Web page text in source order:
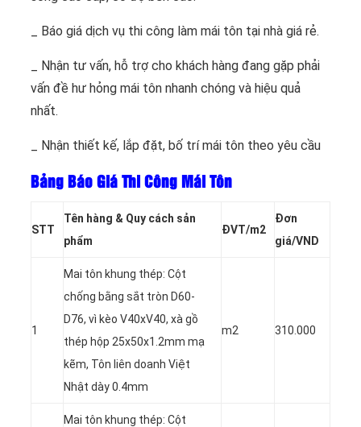
_ Báo giá dịch vụ thi công làm mái tôn tại nhà giá rẻ.
_ Nhận tư vấn, hỗ trợ cho khách hàng đang gặp phải
vấn đề hư hỏng mái tôn nhanh chóng và hiệu quả
nhất.
_ Nhận thiết kế, lắp đặt, bố trí mái tôn theo yêu cầu
Bảng Báo Giá Thi Công Mái Tôn
STT
Tên hàng & Quy cách sản
phẩm
ĐVT/m2
Đơn
giá/VND
1
Mai tôn khung thép: Cột
chống bằng sắt tròn D60-
D76, vì kèo V40xV40, xà gồ
thép hộp 25x50x1.2mm mạ
kẽm, Tôn liên doanh Việt
Nhật dày 0.4mm
m2 310.000
Mai tôn khung thép: Cột